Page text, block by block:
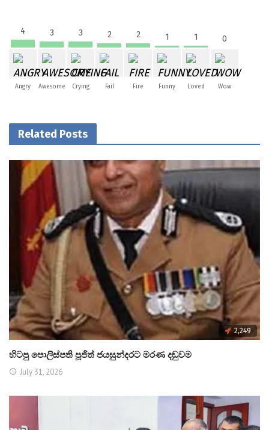
4
Angry
3
Awesome
3
Crying
2
Fail
2
Fire
1
Funny
1
Loved
0
Wow
Related Posts
2,249
හිටපු පොලිස්පති පූජිත් ජයසුන්දරට මරණ දඬුවම
July 31, 2026